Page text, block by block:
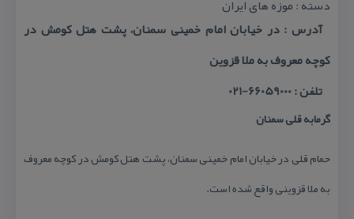
دسته : موزه های ایران
آدرس : در خیابان امام خمینی سمنان، پشت هتل كومش در
كوچه معروف به ملا قزوین
تلفن : 66059000-021
گرمابه قلی سمنان
حمام قلی در خیابان امام خمینی سمنان، پشت هتل كومش در كوچه معروف
به ملا قزوینی واقع شده است.